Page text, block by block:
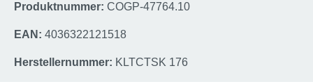
Produktnummer: COGP-47764.10
EAN: 4036322121518
Herstellernummer: KLTCTSK 176